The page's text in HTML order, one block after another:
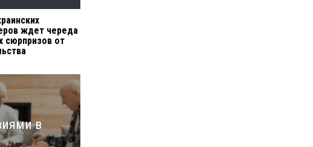
ждет череда
сюрпризов от
в